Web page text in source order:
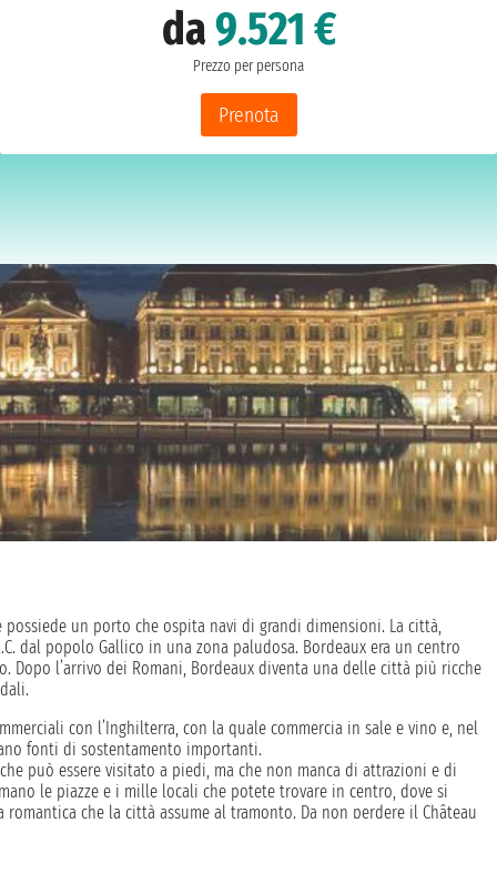
da9.521 €
Prezzo per persona
Prenota
un porto che ospita navi di grandi dimensioni. La città,
dal popolo Gallico in una zona paludosa. Bordeaux era un centro
Dopo l’arrivo dei Romani, Bordeaux diventa una delle città più ricche
con l’Inghilterra, con la quale commercia in sale e vino e, nel
fonti di sostentamento importanti.
può essere visitato a piedi, ma che non manca di attrazioni e di
le piazze e i mille locali che potete trovare in centro, dove si
romantica che la città assume al tramonto. Da non perdere il Château